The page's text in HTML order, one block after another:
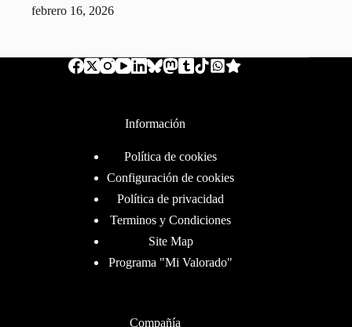
febrero 16, 2026
Información
Política de cookies
Configuración de cookies
Política de privacidad
Terminos y Condiciones
Site Map
Programa "Mi Valorado"
Compañía